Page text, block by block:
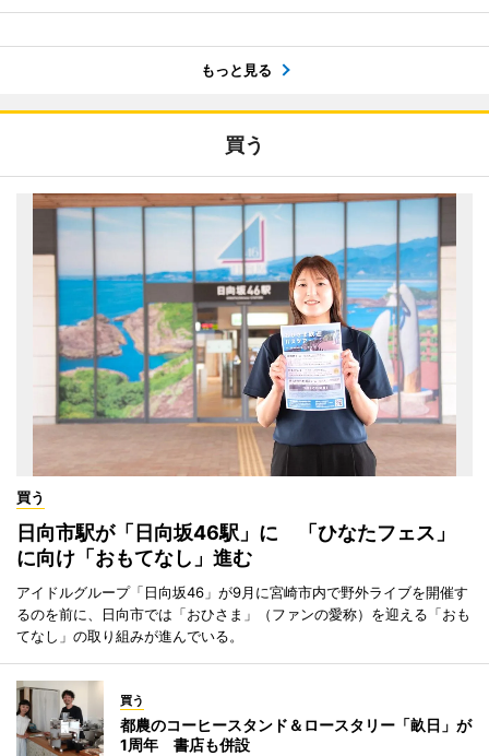
もっと見る
買う
買う
日向市駅が「日向坂46駅」に 「ひなたフェス」
に向け「おもてなし」進む
アイドルグループ「日向坂46」が9月に宮崎市内で野外ライブを開催す
るのを前に、日向市では「おひさま」（ファンの愛称）を迎える「おも
てなし」の取り組みが進んでいる。
買う
都農のコーヒースタンド＆ロースタリー「畝日」が
1周年 書店も併設